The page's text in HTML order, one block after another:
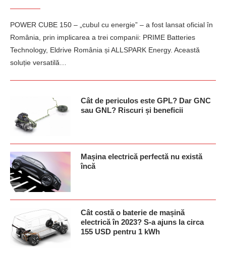
POWER CUBE 150 – „cubul cu energie” – a fost lansat oficial în
România, prin implicarea a trei companii: PRIME Batteries
Technology, Eldrive România și ALLSPARK Energy. Această
soluție versatilă…
Cât de periculos este GPL? Dar GNC
sau GNL? Riscuri și beneficii
Mașina electrică perfectă nu există
încă
Cât costă o baterie de mașină
electrică în 2023? S-a ajuns la circa
155 USD pentru 1 kWh